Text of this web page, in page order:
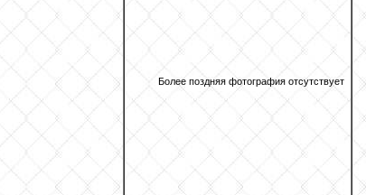
Более поздняя фотография отсутствует